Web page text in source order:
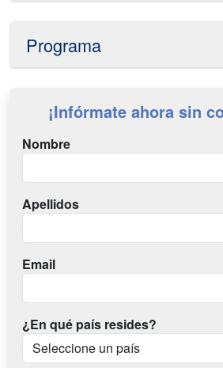
Programa
¡Infórmate ahora sin
Nombre
Apellidos
Email
¿En qué país resides?